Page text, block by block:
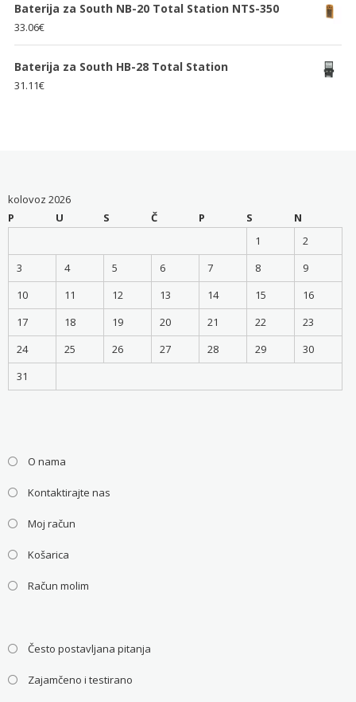
Baterija za South NB-20 Total Station NTS-350
33.06€
Baterija za South HB-28 Total Station
31.11€
kolovoz 2026
P
U S Č P S
N
1
2
3
4 5 6 7 8
9
10
11 12 13 14 15
16
17
18 19 20 21 22
23
24
25 26 27 28 29
30
31
O nama
Kontaktirajte nas
Moj račun
Košarica
Račun molim
Često postavljana pitanja
Zajamčeno i testirano